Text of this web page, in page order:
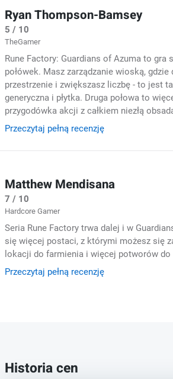
Ryan Thompson-Bamsey
5 / 10
TheGamer
Rune Factory: Guardians of Azuma to gra
połówek. Masz zarządzanie wioską,
przestrzenie i zwiększasz liczbę - to jest
generyczna i płytka. Druga połowa to
przygodówka akcji z całkiem niezłą
Przeczytaj pełną recenzję
Matthew Mendisana
7 / 10
Hardcore Gamer
Seria Rune Factory trwa dalej i w
się więcej postaci, z którymi możesz się
lokacji do farmienia i więcej potworów do
Przeczytaj pełną recenzję
Historia cen